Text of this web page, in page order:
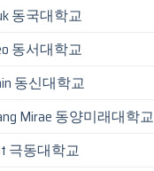
동국대학교
동서대학교
동신대학교
Mirae 동양미래대학교
극동대학교